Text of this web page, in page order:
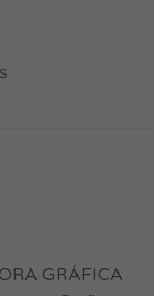
GRÁFICA